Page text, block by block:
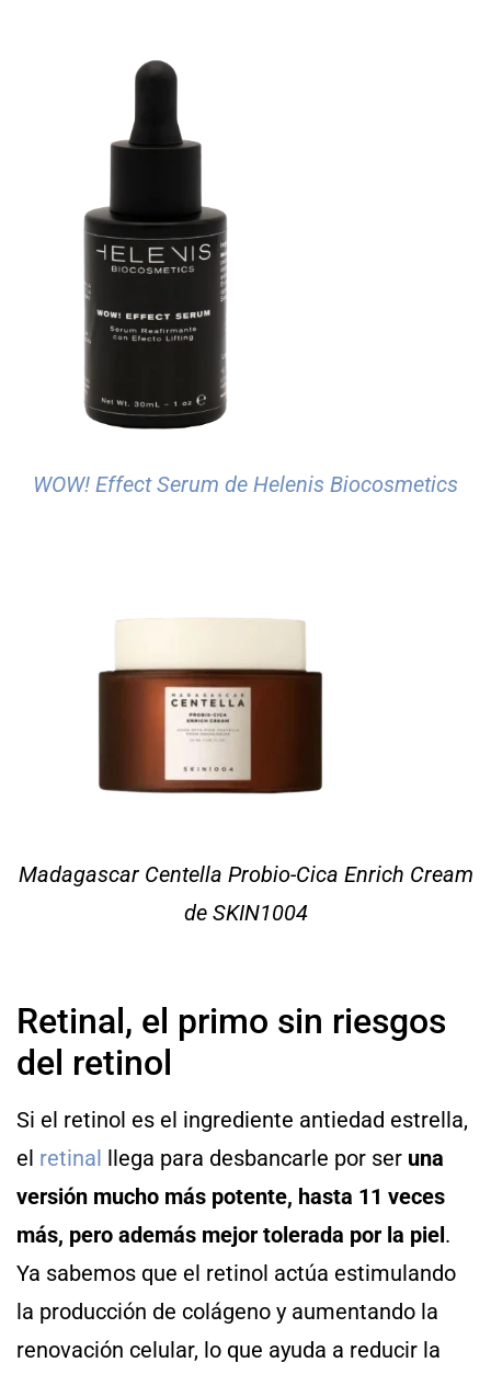
WOW! Effect Serum de Helenis Biocosmetics
Madagascar Centella Probio-Cica Enrich Cream
de SKIN1004
Retinal, el primo sin riesgos
del retinol
Si el retinol es el ingrediente antiedad estrella,
el retinal llega para desbancarle por ser una
versión mucho más potente, hasta 11 veces
más, pero además mejor tolerada por la piel.
Ya sabemos que el retinol actúa estimulando
la producción de colágeno y aumentando la
renovación celular, lo que ayuda a reducir la